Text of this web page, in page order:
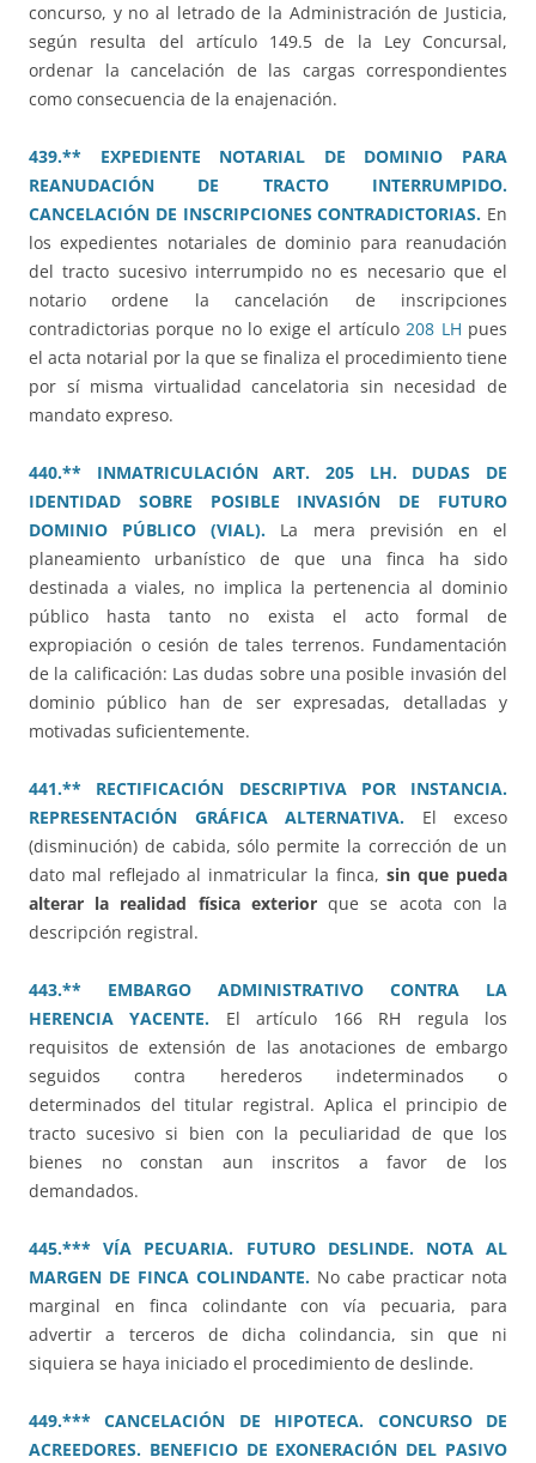
concurso, y no al letrado de la Administración de Justicia,
según resulta del artículo 149.5 de la Ley Concursal,
ordenar la cancelación de las cargas correspondientes
como consecuencia de la enajenación.
439.** EXPEDIENTE NOTARIAL DE DOMINIO PARA
REANUDACIÓN DE TRACTO INTERRUMPIDO.
CANCELACIÓN DE INSCRIPCIONES CONTRADICTORIAS. En
los expedientes notariales de dominio para reanudación
del tracto sucesivo interrumpido no es necesario que el
notario ordene la cancelación de inscripciones
contradictorias porque no lo exige el artículo208 LH pues
el acta notarial por la que se finaliza el procedimiento tiene
por sí misma virtualidad cancelatoria sin necesidad de
mandato expreso.
440.** INMATRICULACIÓN ART. 205 LH. DUDAS DE
IDENTIDAD SOBRE POSIBLE INVASIÓN DE FUTURO
DOMINIO PÚBLICO (VIAL). La mera previsión en el
planeamiento urbanístico de que una finca ha sido
destinada a viales, no implica la pertenencia al dominio
público hasta tanto no exista el acto formal de
expropiación o cesión de tales terrenos. Fundamentación
de la calificación: Las dudas sobre una posible invasión del
dominio público han de ser expresadas, detalladas y
motivadas suficientemente.
441.** RECTIFICACIÓN DESCRIPTIVA POR INSTANCIA.
REPRESENTACIÓN GRÁFICA ALTERNATIVA. El exceso
(disminución) de cabida, sólo permite la corrección de un
dato mal reflejado al inmatricular la finca, sin que pueda
alterar la realidad física exteriorque se acota con la
descripción registral.
443.** EMBARGO ADMINISTRATIVO CONTRA LA
HERENCIA YACENTE.
El artículo 166 RH regula los
requisitos de extensión de las anotaciones de embargo
seguidos contra herederos indeterminados o
determinados del titular registral. Aplica el principio de
tracto sucesivo si bien con la peculiaridad de que los
bienes no constan aun inscritos a favor de los
demandados.
445.*** VÍA PECUARIA. FUTURO DESLINDE. NOTA AL
MARGEN DE FINCA COLINDANTE. No cabe practicar nota
marginal en finca colindante con vía pecuaria, para
advertir a terceros de dicha colindancia, sin que ni
siquiera se haya iniciado el procedimiento de deslinde.
449.*** CANCELACIÓN DE HIPOTECA. CONCURSO DE
ACREEDORES. BENEFICIO DE EXONERACIÓN DEL PASIVO